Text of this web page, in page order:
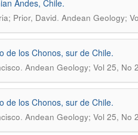
Andes, Chile.
Prior, David. Andean Geology;
de los Chonos, sur de Chile.
. Andean Geology; Vol 25, No
de los Chonos, sur de Chile.
. Andean Geology; Vol 25, No